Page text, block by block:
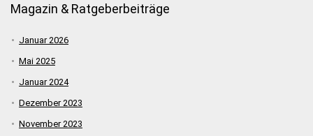
Magazin & Ratgeberbeiträge
Januar 2026
Mai 2025
Januar 2024
Dezember 2023
November 2023